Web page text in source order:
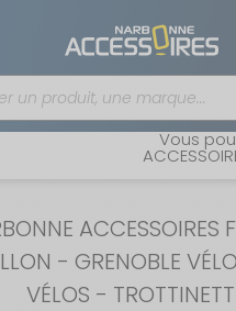
Vous
ACCESSOIRES
- GRENOBLE
VÉLOS -